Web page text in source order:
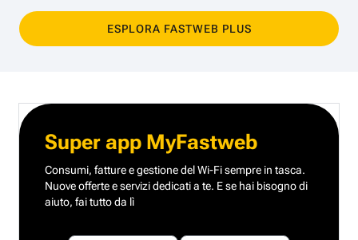
ESPLORA FASTWEB PLUS
Super app MyFastweb
Consumi, fatture e gestione del Wi-Fi sempre in tasca.
Nuove offerte e servizi dedicati a te. E se hai bisogno di
aiuto, fai tutto da lì